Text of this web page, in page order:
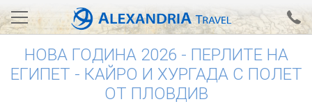
Вход за агенти Проверка на резервация
АЛЕКСАНДРИЯ хотели
НОВА ГОДИНА 2026 - ПЕРЛИТЕ НА
ЕГИПЕТ - КАЙРО И ХУРГАДА С ПОЛЕТ
ОТ ПЛОВДИВ